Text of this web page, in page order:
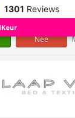
1301 Reviews
om onze website
Nee